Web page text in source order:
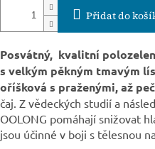
Přidat do
Posvátný, kvalitní
s velkým pěkným tmavým
oříšková s praženými, až
čaj. Z vědeckých studií a
OOLONG pomáhají snižovat
jsou účinné v boji s tělesnou